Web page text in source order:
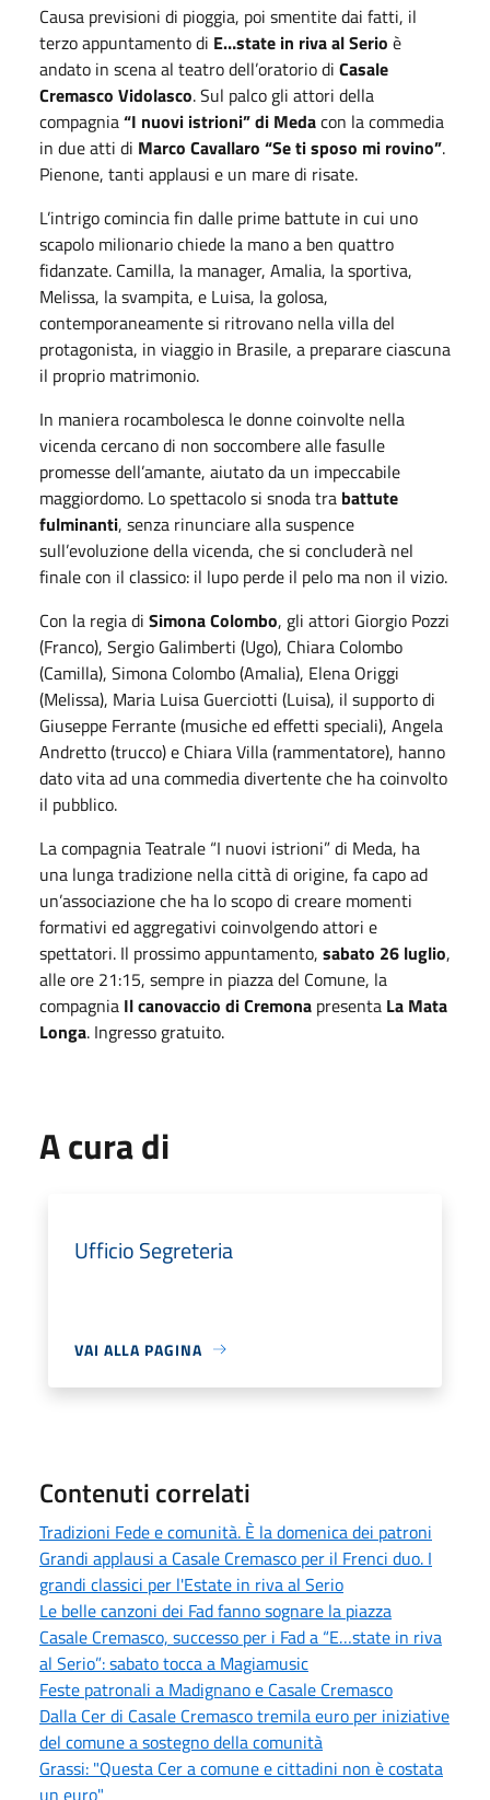
Causa previsioni di pioggia, poi smentite dai fatti, il
terzo appuntamento di E…state in riva al Serio è
andato in scena al teatro dell’oratorio di Casale
Cremasco Vidolasco. Sul palco gli attori della
compagnia“I nuovi istrioni” di Medacon la commedia
in due atti di Marco Cavallaro “Se ti sposo mi rovino”.
Pienone, tanti applausi e un mare di risate.
L’intrigo comincia fin dalle prime battute in cui uno
scapolo milionario chiede la mano a ben quattro
fidanzate. Camilla, la manager, Amalia, la sportiva,
Melissa, la svampita, e Luisa, la golosa,
contemporaneamente si ritrovano nella villa del
protagonista, in viaggio in Brasile, a preparare ciascuna
il proprio matrimonio.
In maniera rocambolesca le donne coinvolte nella
vicenda cercano di non soccombere alle fasulle
promesse dell’amante, aiutato da un impeccabile
maggiordomo. Lo spettacolo si snoda tra battute
fulminanti, senza rinunciare alla suspence
sull’evoluzione della vicenda, che si concluderà nel
finale con il classico: il lupo perde il pelo ma non il vizio.
Con la regia di Simona Colombo, gli attori Giorgio Pozzi
(Franco), Sergio Galimberti (Ugo), Chiara Colombo
(Camilla), Simona Colombo (Amalia), Elena Origgi
(Melissa), Maria Luisa Guerciotti (Luisa), il supporto di
Giuseppe Ferrante (musiche ed effetti speciali), Angela
Andretto (trucco) e Chiara Villa (rammentatore), hanno
dato vita ad una commedia divertente che ha coinvolto
il pubblico.
La compagnia Teatrale “I nuovi istrioni” di Meda, ha
una lunga tradizione nella città di origine, fa capo ad
un’associazione che ha lo scopo di creare momenti
formativi ed aggregativi coinvolgendo attori e
spettatori. Il prossimo appuntamento, sabato 26 luglio,
alle ore 21:15, sempre in piazza del Comune, la
compagnia Il canovaccio di Cremona presenta La Mata
Longa. Ingresso gratuito.
A cura di
Ufficio Segreteria
VAI ALLA PAGINA
Contenuti correlati
Tradizioni Fede e comunità. È la domenica dei patroni
Grandi applausi a Casale Cremasco per il Frenci duo. I
grandi classici per l'Estate in riva al Serio
Le belle canzoni dei Fad fanno sognare la piazza
Casale Cremasco, successo per i Fad a “E…state in riva
al Serio”: sabato tocca a Magiamusic
Feste patronali a Madignano e Casale Cremasco
Dalla Cer di Casale Cremasco tremila euro per iniziative
del comune a sostegno della comunità
Grassi: "Questa Cer a comune e cittadini non è costata
un euro"